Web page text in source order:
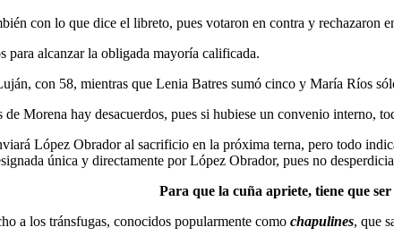
con lo que dice el libreto, pues votaron en contra y rechazaron
para alcanzar la obligada mayoría calificada.
con 58, mientras que Lenia Batres sumó cinco y María Ríos
Morena hay desacuerdos, pues si hubiese un convenio interno,
López Obrador al sacrificio en la próxima terna, pero todo
única y directamente por López Obrador, pues no
Para que la cuña apriete, tiene que
a los tránsfugas, conocidos popularmente como chapulines, que